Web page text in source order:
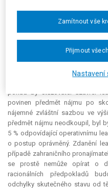
ujednání o tom, že po
povinnost) předmět nájmu za
po skončení doby nájmu v
vzácné výjimky) dochází k
nájemce. Nikoho by jistě ani
smluv nejedná o finanční
prostor oprávněných očekávání
pokud by stěžovatel uzavřel
povinen předmět nájmu po
nájemné zvláštní sazbou ve
předmět nájmu neodkoupil, byl
5 % odpovídající operativnímu
o postup oprávněný. Zdanění
případě zahraničního
se prostě nemůže opírat o
racionálních předpokladů
odchylky skutečného stavu od
Nastavení
Zamítnout vše
Přijmout